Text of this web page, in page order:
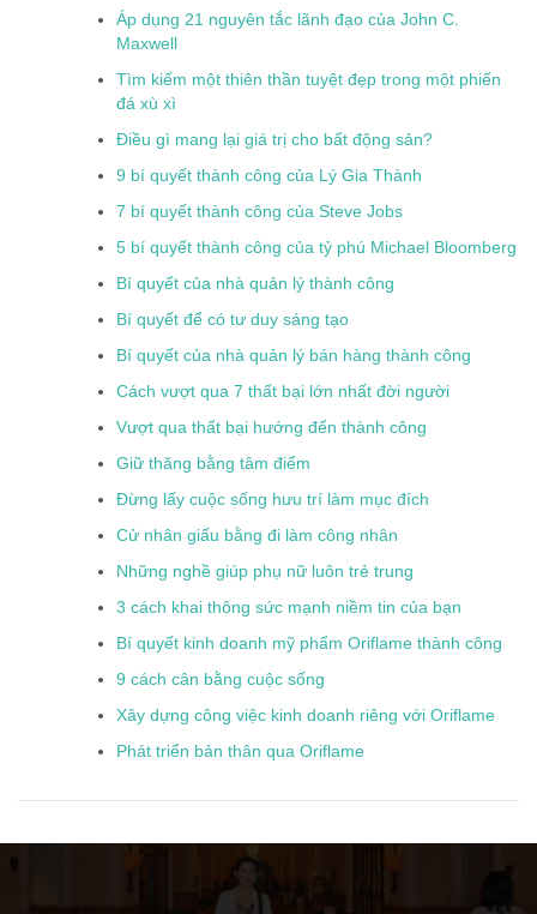
Áp dụng 21 nguyên tắc lãnh đạo của John C.
Maxwell
Tìm kiếm một thiên thần tuyệt đẹp trong một phiến
đá xù xì
Điều gì mang lại giá trị cho bất động sản?
9 bí quyết thành công của Lý Gia Thành
7 bí quyết thành công của Steve Jobs
5 bí quyết thành công của tỷ phú Michael Bloomberg
Bí quyết của nhà quản lý thành công
Bí quyết để có tư duy sáng tạo
Bí quyết của nhà quản lý bán hàng thành công
Cách vượt qua 7 thất bại lớn nhất đời người
Vượt qua thất bại hướng đến thành công
Giữ thăng bằng tâm điểm
Đừng lấy cuộc sống hưu trí làm mục đích
Cử nhân giấu bằng đi làm công nhân
Những nghề giúp phụ nữ luôn trẻ trung
3 cách khai thông sức mạnh niềm tin của bạn
Bí quyết kinh doanh mỹ phẩm Oriflame thành công
9 cách cân bằng cuộc sống
Xây dựng công việc kinh doanh riêng với Oriflame
Phát triển bản thân qua Oriflame